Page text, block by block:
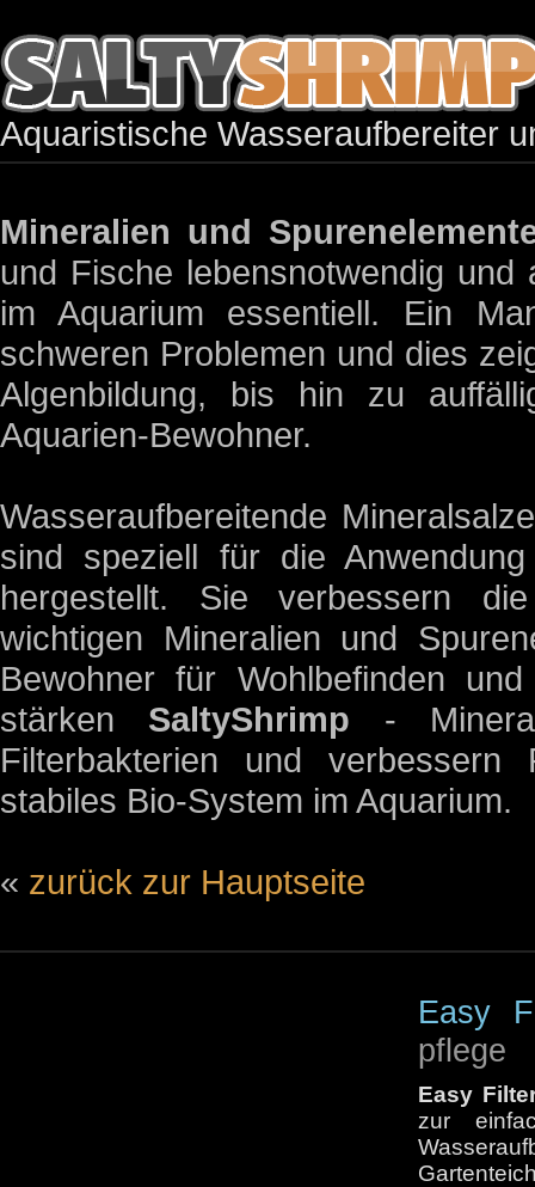
Aquaristische Wasseraufbereiter
Mineralien und
und Fische lebensnotwendig
im Aquarium essentiell. Ein
schweren Problemen und dies
Algenbildung, bis hin zu
Aquarien-Bewohner.
Wasseraufbereitende
sind speziell für die
hergestellt. Sie verbessern
wichtigen Mineralien und
Bewohner für Wohlbefinden
stärken SaltyShrimp -
Filterbakterien und
stabiles Bio-System im Aquarium.
« zurück zur Hauptseite
Easy
pflege
Easy
zur